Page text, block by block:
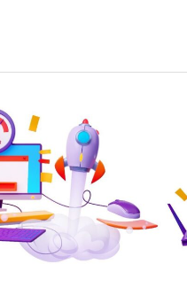
t a A Li
e